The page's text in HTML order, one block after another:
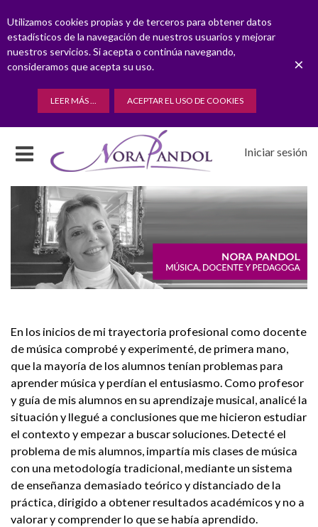
Utilizamos cookies propias y de terceros para obtener datos
estadísticos de la navegación de nuestros usuarios y mejorar
nuestros servicios. Si acepta o continúa navegando,
consideramos que acepta su uso.
LEER MÁS ... ACEPTAR EL USO DE COOKIES
×
Iniciar sesión
En los inicios de mi trayectoria profesional como docente
de música comprobé y experimenté, de primera mano,
que la mayoría de los alumnos tenían problemas para
aprender música y perdían el entusiasmo. Como profesor
y guía de mis alumnos en su aprendizaje musical, analicé la
situación y llegué a conclusiones que me hicieron estudiar
el contexto y empezar a buscar soluciones. Detecté el
problema de mis alumnos, impartía mis clases de música
con una metodología tradicional, mediante un sistema
de enseñanza demasiado teórico y distanciado de la
práctica, dirigido a obtener resultados académicos y no a
valorar y comprender lo que se había aprendido.